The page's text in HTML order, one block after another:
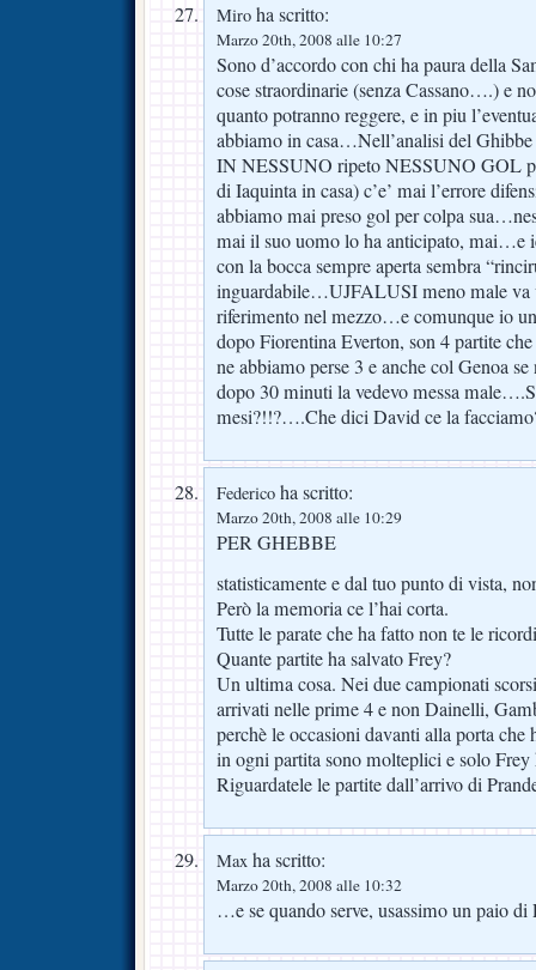
Miro ha scritto:
Marzo 20th, 2008 alle 10:27
Sono d’accordo con chi ha paura della
cose straordinarie (senza Cassano….) e
quanto potranno reggere, e in piu
abbiamo in casa…Nell’analisi del
IN NESSUNO ripeto NESSUNO GOL
di Iaquinta in casa) c’e’ mai l’errore
abbiamo mai preso gol per colpa
mai il suo uomo lo ha anticipato, mai…e
con la bocca sempre aperta sembra
inguardabile…UJFALUSI meno male
riferimento nel mezzo…e comunque io
dopo Fiorentina Everton, son 4 partite
ne abbiamo perse 3 e anche col Genoa
dopo 30 minuti la vedevo messa
mesi?!!?….Che dici David ce la
Federico ha scritto:
Marzo 20th, 2008 alle 10:29
PER GHEBBE
statisticamente e dal tuo punto di vista,
Però la memoria ce l’hai corta.
Tutte le parate che ha fatto non te le
Quante partite ha salvato Frey?
Un ultima cosa. Nei due campionati
arrivati nelle prime 4 e non Dainelli,
perchè le occasioni davanti alla porta che
in ogni partita sono molteplici e solo
Riguardatele le partite dall’arrivo di
Max ha scritto:
Marzo 20th, 2008 alle 10:32
…e se quando serve, usassimo un paio